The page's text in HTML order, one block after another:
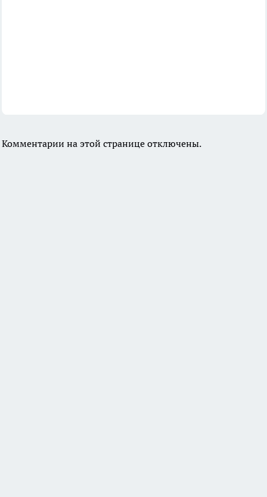
Комментарии на этой странице отключены.